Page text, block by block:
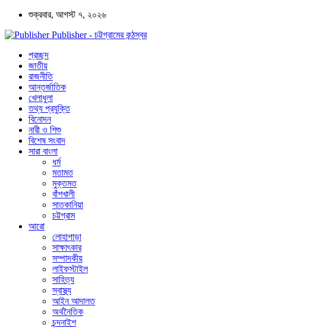
শুক্রবার, আগস্ট ৭, ২০২৬
Publisher - চট্টগ্রামের কন্ঠস্বর
প্রচ্ছদ
জাতীয়
রাজনীতি
আন্তর্জাতিক
খেলাধুলা
তথ্য প্রযুক্তি
বিনোদন
নারী ও শিশু
বিশেষ সংবাদ
সারা বাংলা
ধর্ম
মতামত
মুক্তমত
বাঁশখালী
সাতকানিয়া
চট্টগ্রাম
আরো
লোহাগাড়া
সাক্ষাৎকার
সম্পাদকীয়
লাইফস্টাইল
সাহিত্য
স্বাস্থ্য
আইন আদালত
অর্থনৈতিক
চন্দনাইশ